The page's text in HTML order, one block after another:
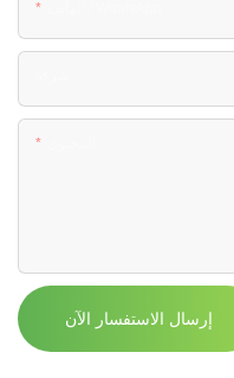
إرسال الاستفسار الآن